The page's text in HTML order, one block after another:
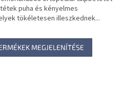
puha és kényelmes
tökéletesen illeszkednek...
MEGJELENÍTÉSE